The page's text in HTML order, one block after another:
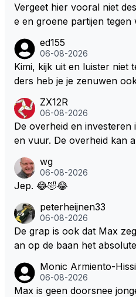
Vergeet hier vooral niet
e en groene partijen tegen
over dan kunnen ze hun
men maar niet wetende
r is dan een normale auto.
ters zullen steunen laat staan
cuit Zandvoort te steken
ed155
06-08-2026
Kimi, kijk uit en luister niet
ders heb je je zenuwen
Marquez/Jos ? Veel
ZX12R
06-08-2026
De overheid en
en vuur. De overheid kan
s. Je kunt de Staat het
f van Nottinghem (Robin
m/haar van zijn laatste
oven. De Staat heeft nooit
andvoort willen
uren. Afdragen van BTW
j dergelijke
wel afstaan, de parasiet.
wg
06-08-2026
Jep. 😂🤣😂
peterheijnen33
06-08-2026
De grap is ook dat Max
an op de baan het absolute
dan eigenlijk niet echt zien.
Monic Armiento-
06-08-2026
Max is geen doorsnee